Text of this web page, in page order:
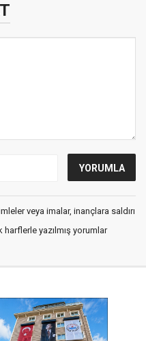
veya imalar, inançlara saldırı
yazılmış yorumlar